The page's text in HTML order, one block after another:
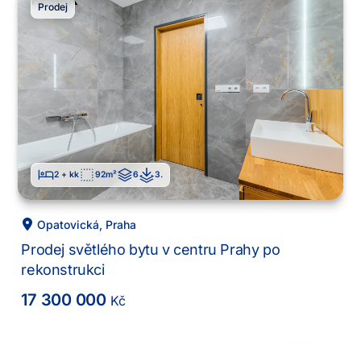
Prodej
2 + kk 92m² 6 3.
Opatovická, Praha
Prodej světlého bytu v centru Prahy po
rekonstrukci
17 300 000 Kč